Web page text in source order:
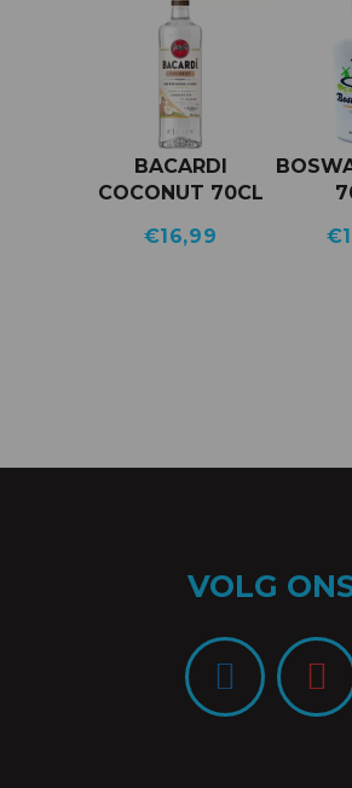
BACARDI
COCONUT 70CL
€16,99
€
VOLG